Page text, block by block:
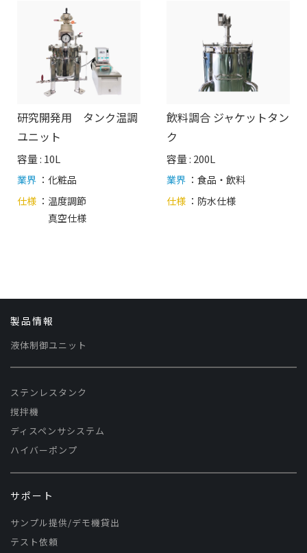
研究開発用 タンク温調
ユニット
容量 : 10L
業界 ：化粧品
仕様 ： 温度調節
真空仕様
飲料調合 ジャケットタン
ク
容量 : 200L
業界 ：食品・飲料
仕様 ： 防水仕様
製品情報
液体制御ユニット
ステンレスタンク
撹拌機
ディスペンサシステム
ハイバーポンプ
サポート
サンプル提供/デモ機貸出
テスト依頼